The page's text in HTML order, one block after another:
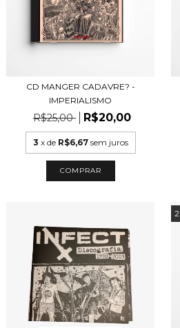
CD MANGER CADAVRE? -
IMPERIALISMO
R$25,00 R$20,00
3 x de R$6,67 sem juros